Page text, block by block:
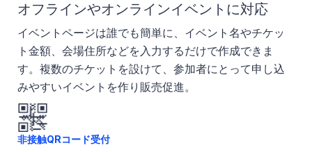
オフラインやオンラインイベントに対応
イベントページは誰でも簡単に、イベント名やチケッ
ト金額、会場住所などを入力するだけで作成できま
す。複数のチケットを設けて、参加者にとって申し込
みやすいイベントを作り販売促進。
非接触QRコード受付